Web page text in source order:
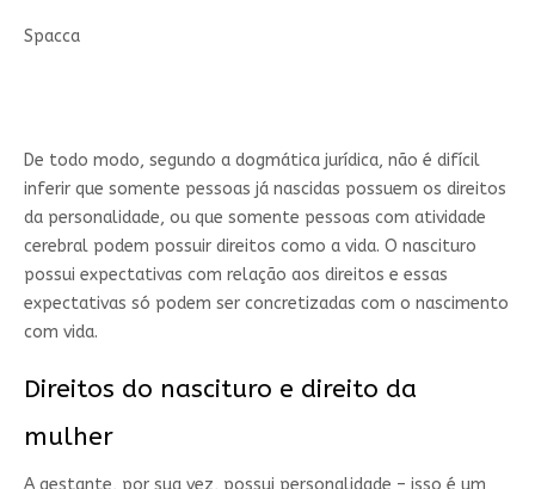
Spacca
De todo modo, segundo a dogmática jurídica, não é difícil
inferir que somente pessoas já nascidas possuem os direitos
da personalidade, ou que somente pessoas com atividade
cerebral podem possuir direitos como a vida. O nascituro
possui expectativas com relação aos direitos e essas
expectativas só podem ser concretizadas com o nascimento
com vida.
Direitos do nascituro e direito da
mulher
A gestante, por sua vez, possui personalidade – isso é um